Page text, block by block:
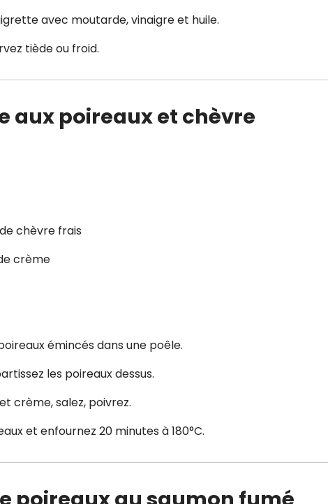
avec moutarde, vinaigre et huile.
tiède ou froid.
aux poireaux et chèvre
chèvre frais
crème
émincés dans une poêle.
les poireaux dessus.
crème, salez, poivrez.
et enfournez 20 minutes à 180°C.